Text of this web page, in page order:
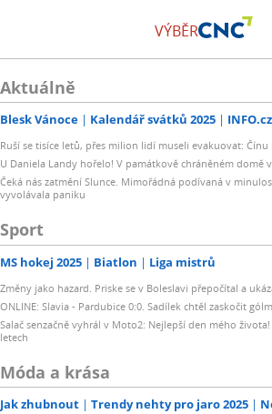
VÝBĚR
Aktuálně
Blesk Vánoce Kalendář svátků 2025 INFO.cz
Ruší se tisíce letů, přes milion lidí museli evakuovat:
U Daniela Landy hořelo! V památkově chráněném domě
Čeká nás zatmění Slunce. Mimořádná podívaná v
vyvolávala paniku
Sport
MS hokej 2025 Biatlon Liga mistrů
Změny jako hazard. Priske se v Boleslavi přepočítal a
ONLINE: Slavia - Pardubice 0:0. Sadílek chtěl zaskočit
Salač senzačně vyhrál v Moto2: Nejlepší den mého
letech
Móda a krása
Jak zhubnout Trendy nehty pro jaro 2025